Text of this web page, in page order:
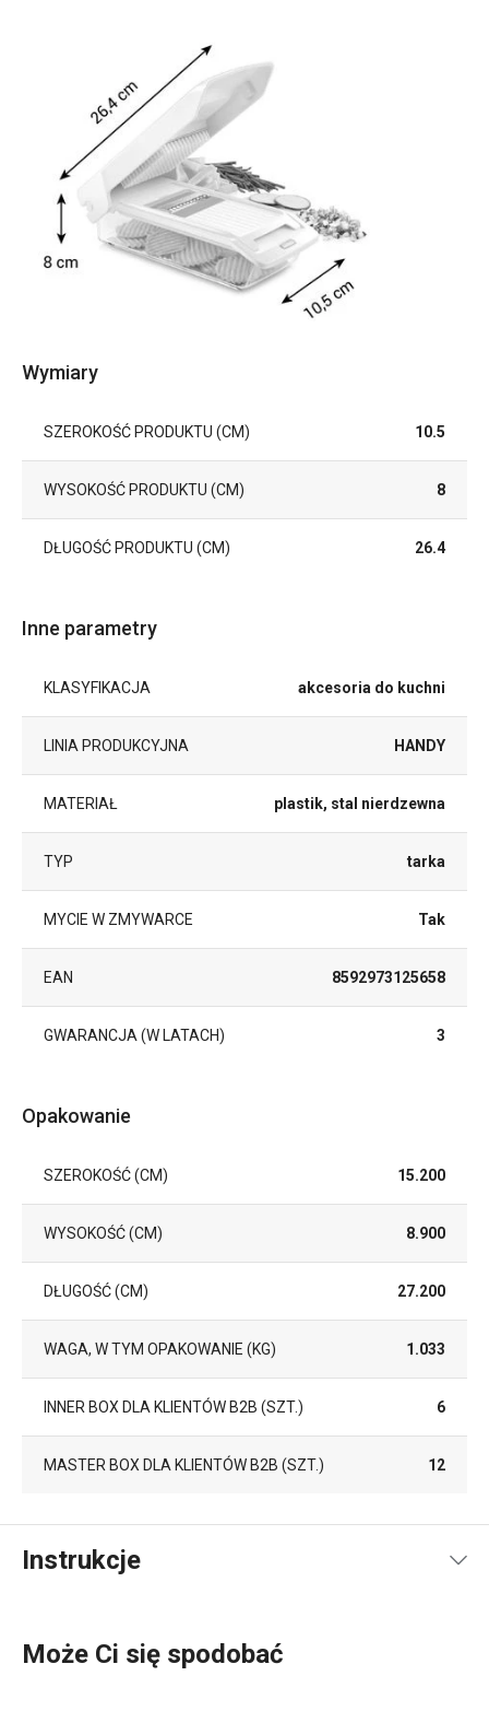
Wymiary
SZEROKOŚĆ PRODUKTU (CM) 10.5
WYSOKOŚĆ PRODUKTU (CM) 8
DŁUGOŚĆ PRODUKTU (CM) 26.4
Inne parametry
KLASYFIKACJA akcesoria do kuchni
LINIA PRODUKCYJNA HANDY
MATERIAŁ plastik, stal nierdzewna
TYP tarka
MYCIE W ZMYWARCE Tak
EAN 8592973125658
GWARANCJA (W LATACH) 3
Opakowanie
SZEROKOŚĆ (CM) 15.200
WYSOKOŚĆ (CM) 8.900
DŁUGOŚĆ (CM) 27.200
WAGA, W TYM OPAKOWANIE (KG) 1.033
INNER BOX DLA KLIENTÓW B2B (SZT.) 6
MASTER BOX DLA KLIENTÓW B2B (SZT.) 12
Instrukcje
Może Ci się spodobać